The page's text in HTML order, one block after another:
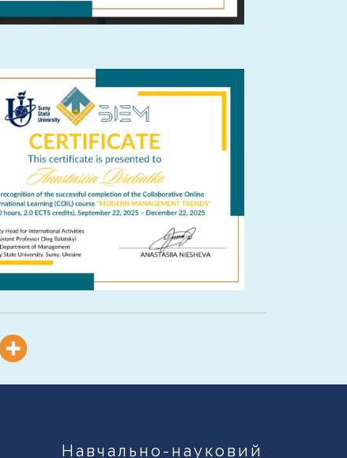
Навчально-науковий